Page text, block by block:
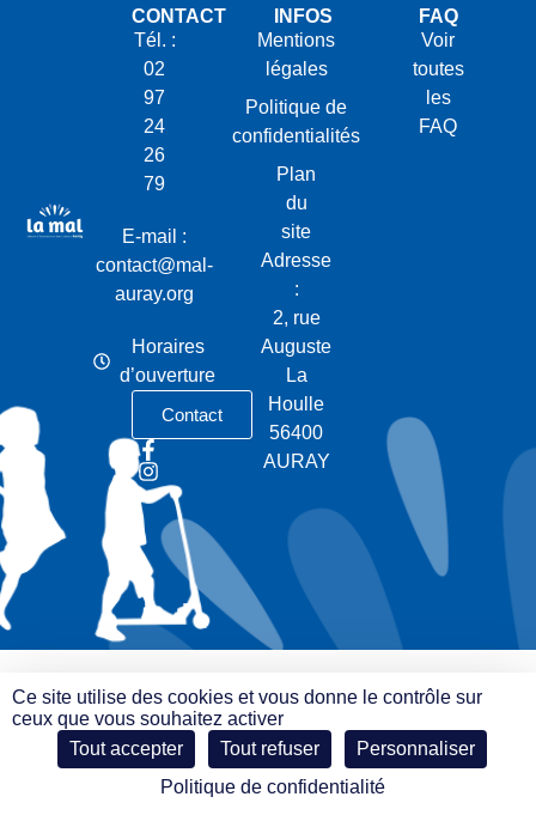
CONTACT
Tél. :
02
97
24
26
79
E-mail :
contact@mal-
auray.org
Horaires
d’ouverture
Contact
INFOS
Mentions
légales
Politique de
confidentialités
Plan
du
site
Adresse
:
2, rue
Auguste
La
Houlle
56400
AURAY
FAQ
Voir
toutes
les
FAQ
Ce site utilise des cookies et vous donne le contrôle sur
ceux que vous souhaitez activer
Tout accepter
Tout refuser
Personnaliser
Politique de confidentialité